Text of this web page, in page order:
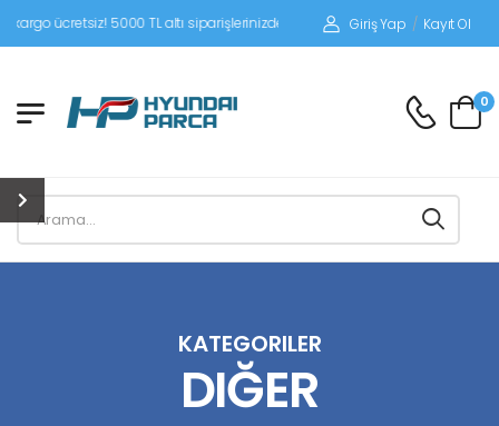
5000 TL altı siparişlerinizde siparişleriniz alıcı ödemeli gönderilir.
Giriş Yap / Kayıt Ol
0
KATEGORILER
DIĞER